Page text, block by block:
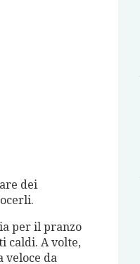
dei
per il pranzo
caldi. A volte,
veloce da